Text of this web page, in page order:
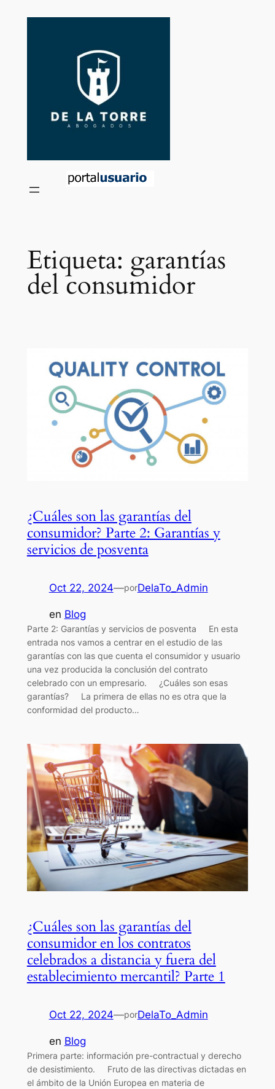
Etiqueta: garantías
del consumidor
¿Cuáles son las garantías del
consumidor? Parte 2: Garantías y
servicios de posventa
Oct 22, 2024—porDelaTo_Admin
en Blog
Parte 2: Garantías y servicios de posventa En esta
entrada nos vamos a centrar en el estudio de las
garantías con las que cuenta el consumidor y usuario
una vez producida la conclusión del contrato
celebrado con un empresario. ¿Cuáles son esas
garantías? La primera de ellas no es otra que la
conformidad del producto…
¿Cuáles son las garantías del
consumidor en los contratos
celebrados a distancia y fuera del
establecimiento mercantil? Parte 1
Oct 22, 2024—porDelaTo_Admin
en Blog
Primera parte: información pre-contractual y derecho
de desistimiento. Fruto de las directivas dictadas en
el ámbito de la Unión Europea en materia de